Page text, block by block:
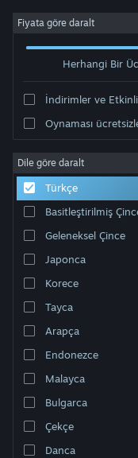
Giriş yap
Hakkında
Destek
Dili değiştir
Steam mobil
Masaüstü internet
Fiyata göre daralt
Herhangi Bir
İndirimler ve
Oynaması
Dile göre daralt
Türkçe
Basitleştirilmiş
Geleneksel Çince
Japonca
Korece
Tayca
Arapça
Endonezce
Malayca
Bulgarca
Çekçe
Danca
Geliştirici: Jason Bond
Sırala Uygunluk
0 sonuç aramanızla
ürün dâhil edilmedi.